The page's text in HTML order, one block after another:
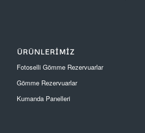
ÜRÜNLERIMIZ
Fotoselli Gömme Rezervuarlar
Gömme Rezervuarlar
Kumanda Panelleri